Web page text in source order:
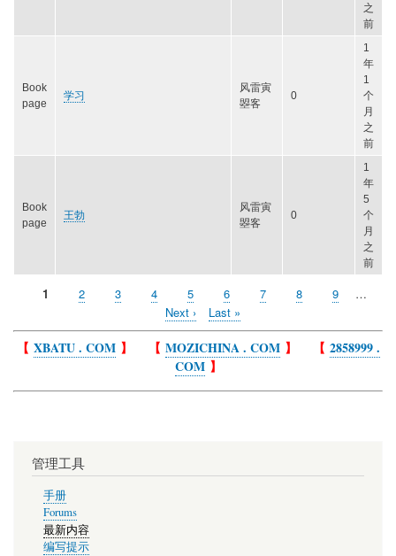
之
前
Book
page
学习
风雷寅
曌客
0
1
年
1
个
月
之
前
Book
page
王勃
风雷寅
曌客
0
1
年
5
个
月
之
前
当
页
1 Page
2 Page
3 Page
4 Page
5 Page
6 Page
7 Page
8 Page
9
…
下
一
页
Next ›
Last
page
Last »
【 XBATU . COM】 【 MOZICHINA . COM】 【 2858999 .
COM】
管理工具
手册
Forums
最新内容
编写提示